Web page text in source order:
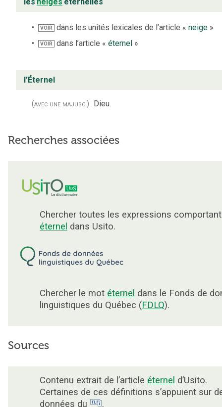
VOIR dans les unités lexicales de l’article «neige »
VOIR dans l’article «éternel »
l’Éternel
(avec une majusc.) Dieu.
Recherches associées
Chercher toutes les expressions
éternel dans Usito.
Chercher le mot éternel dans le Fonds de
linguistiques du Québec (FDLQ).
Sources
Contenu extrait de l’article éternel d’Usito.
Certaines de ces définitions s’appuient sur
données du
.